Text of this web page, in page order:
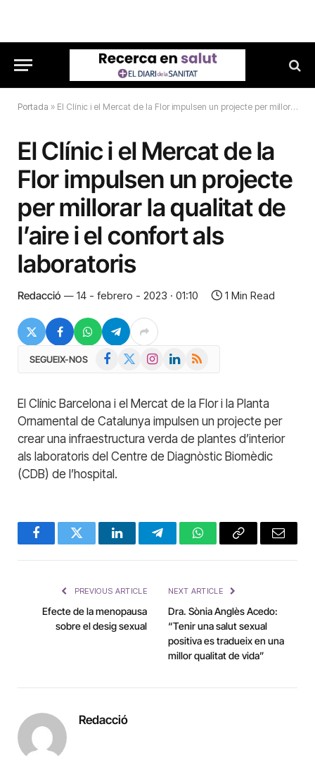
Portada » El Clínic i el Mercat de la Flor impulsen un projecte per millorar la qualitat de l’aire i el confort als laboratoris
El Clínic i el Mercat de la
Flor impulsen un projecte
per millorar la qualitat de
l’aire i el confort als
laboratoris
Redacció 14 - febrero - 2023 · 01:10 1 Min Read
SEGUEIX-NOS Facebook InstagramLinkedIn
RSS
El Clínic Barcelona i el Mercat de la Flor i la Planta
Ornamental de Catalunya impulsen un projecte per
crear una infraestructura verda de plantes d’interior
als laboratoris del Centre de Diagnòstic Biomèdic
(CDB) de l’hospital.
FacebookTwitter LinkedInTelegramWhatsAppCopy
Email
PREVIOUS ARTICLE
Efecte de la menopausa
sobre el desig sexual
NEXT ARTICLE
Dra. Sònia Anglès Acedo:
“Tenir una salut sexual
positiva es tradueix en una
millor qualitat de vida”
Redacció